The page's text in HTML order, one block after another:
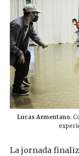
Lucas Armentano.
La jornada